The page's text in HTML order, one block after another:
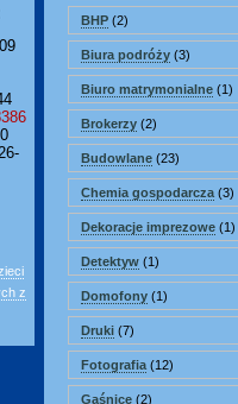
z
BHP (2)
Biura podróży (3)
Biuro matrymonialne (1)
Brokerzy (2)
Budowlane (23)
Chemia gospodarcza (3)
Dekoracje imprezowe (1)
Detektyw (1)
Domofony (1)
Druki (7)
Fotografia (12)
Gaśnice (2)